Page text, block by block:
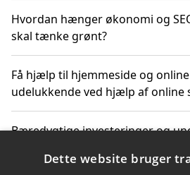
Hvordan hænger økonomi og
skal tænke grønt?
Få hjælp til hjemmeside og
udelukkende ved hjælp af online
Bæredygtige investeringer og
Dette website bruger